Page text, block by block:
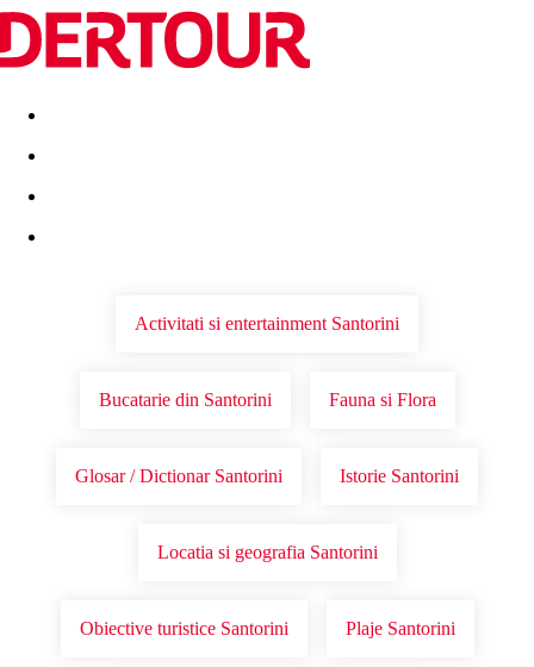
Destinatii Vacanta perfecta OFERTE DE NERATAT
Activitati si entertainment Santorini
Bucatarie din Santorini Fauna si Flora
Glosar / Dictionar Santorini Istorie Santorini
Locatia si geografia Santorini
Obiective turistice Santorini Plaje Santorini